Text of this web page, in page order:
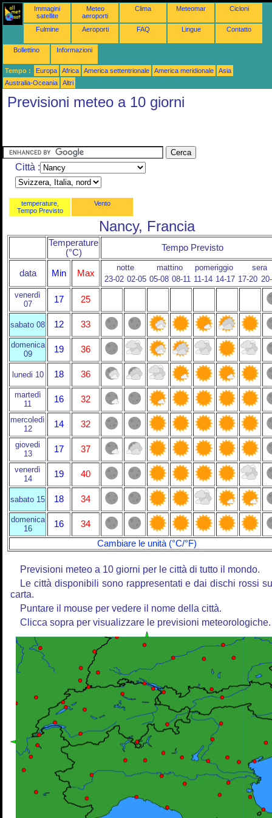
Immagini
satellite
Meteo
aeroporti
Clima Meteomar Cicloni
Fulmine Aeroporti FAQ Lingue Contatto
Bollettino Informazioni
Tempo : Europa Africa America settentrionale America meridionale
Asia
Australia-Oceania
Altri
Previsioni meteo a 10 giorni
Città :
temperature,
Tempo Previsto
Vento
Nancy, Francia
Temperature
(°C)
Tempo Previsto
data Min Max
notte mattino pomeriggio
sera
23-02 02-05 05-08 08-11 11-14 14-17 17-20
venerdì
07
17 25
sabato 08 12 33
domenica
09
19 36
lunedi 10 18 36
martedì
11
16 32
mercoledì
12
14 32
giovedi
13
17 37
venerdì
14
19 40
sabato 15 18 34
domenica
16
16
34
Cambiare le unità (°C/°F)
Previsioni meteo a 10 giorni per le città di tutto il mondo.
Le città disponibili sono rappresentati e dai dischi rossi
carta.
Puntare il mouse per vedere il nome della città.
Clicca sopra per visualizzare le previsioni meteorologiche.